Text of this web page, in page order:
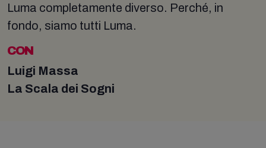
Luma completamente diverso. Perché, in
fondo, siamo tutti Luma.
CON
Luigi Massa
La Scala dei Sogni